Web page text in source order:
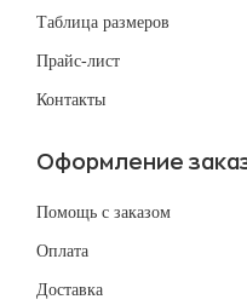
Таблица размеров
Прайс-лист
Контакты
Оформление
Помощь с заказом
Оплата
Доставка